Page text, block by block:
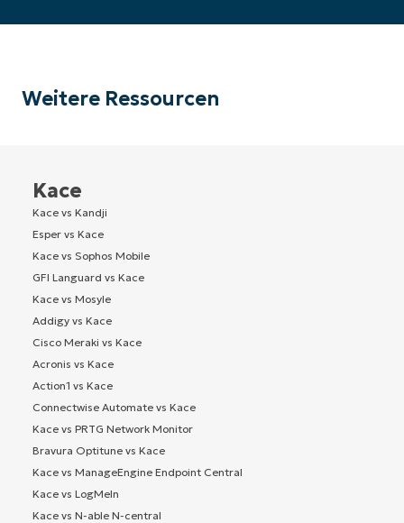
Weitere Ressourcen
Kace
Kace vs Kandji
Esper vs Kace
Kace vs Sophos Mobile
GFI Languard vs Kace
Kace vs Mosyle
Addigy vs Kace
Cisco Meraki vs Kace
Acronis vs Kace
Action1 vs Kace
Connectwise Automate vs Kace
Kace vs PRTG Network Monitor
Bravura Optitune vs Kace
Kace vs ManageEngine Endpoint Central
Kace vs LogMeIn
Kace vs N-able N-central